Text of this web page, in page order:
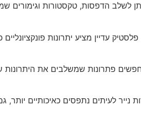
לשלב הדפסות, טקסטורות וגימורים
עדיין מציע יתרונות
פתרונות שמשלבים את היתרונות
נייר לעיתים נתפסים כאיכותיים